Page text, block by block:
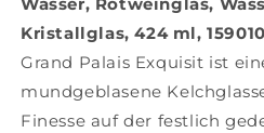
Wasserglas,
Weinglas,
Kristallglas,
Wasserglas,
Weinglas,
Kristallglas,
424
Kristallglas, 424 ml,
Grand Palais Exquisit ist
mundgeblasene
Finesse auf der festlich